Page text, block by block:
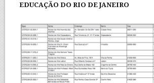
EDUCAÇÃO DO RIO DE JANEIRO